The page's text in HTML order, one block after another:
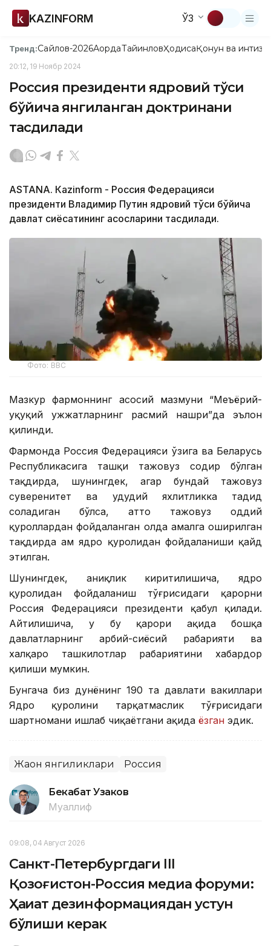
KAZINFORM ЎЗ
Тренд:Сайлов-2026АқордаТайинловҲодисаҚонун ва
20:12, 19 Ноябр 2024
Россия президенти ядровий тўсиқ
бўйича янгиланган доктринани
тасдиқлади
ASTANА. Кazinform - Россия Федерацияси
президенти Владимир Путин ядровий тўсиқ бўйича
давлат сиёсатининг асосларини тасдиқлади.
Фото: BBC
Мазкур фармоннинг асосий мазмуни “Меъёрий-
ҳуқуқий ҳужжатларнинг расмий нашри”да эълон
қилинди.
Фармонда Россия Федерацияси ўзига ва Беларусь
Республикасига ташқи тажовуз содир бўлган
тақдирда, шунингдек, агар бундай тажовуз
суверенитет ва ҳудудий яхлитликка таҳдид
соладиган бўлса, ҳатто тажовуз оддий
қуроллардан фойдаланган ҳолда амалга оширилган
тақдирда ҳам ядро қуролидан фойдаланиши қайд
этилган.
Шунингдек, аниқлик киритилишича, ядро
қуролидан фойдаланиш тўғрисидаги қарорни
Россия Федерацияси президенти қабул қилади.
Айтилишича, у бу қарори ҳақида бошқа
давлатларнинг ҳарбий-сиёсий раҳбарияти ва
халқаро ташкилотлар раҳбариятини хабардор
қилиши мумкин.
Бунгача биз дунёнинг 190 та давлати вакиллари
Ядро қуролини тарқатмаслик тўғрисидаги
шартномани ишлаб чиқаётгани ҳақида ёзган эдик.
Жаҳон янгиликлари Россия
Бекабат Узаков
Муаллиф
09:08, 04 Август 2026
Санкт-Петербургдаги III
Қозоғистон-Россия медиа форуми:
Ҳақиқат дезинформациядан устун
бўлиши керак